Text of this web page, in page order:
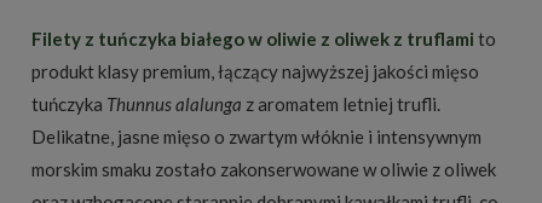
Filety z tuńczyka białego w oliwie z oliwek z truflami to
produkt klasy premium, łączący najwyższej jakości mięso
tuńczyka Thunnus alalunga z aromatem letniej trufli.
Delikatne, jasne mięso o zwartym włóknie i intensywnym
morskim smaku zostało zakonserwowane w oliwie z oliwek